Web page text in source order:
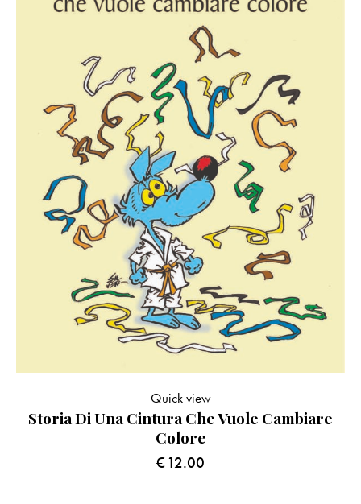
Storia Di Una Cintura Che Vuole Cambiare
Colore
€12.00
Quick view